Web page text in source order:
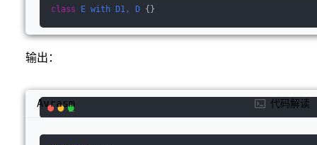
class E with D1, D {}
输出：
Avrasm 代码解读